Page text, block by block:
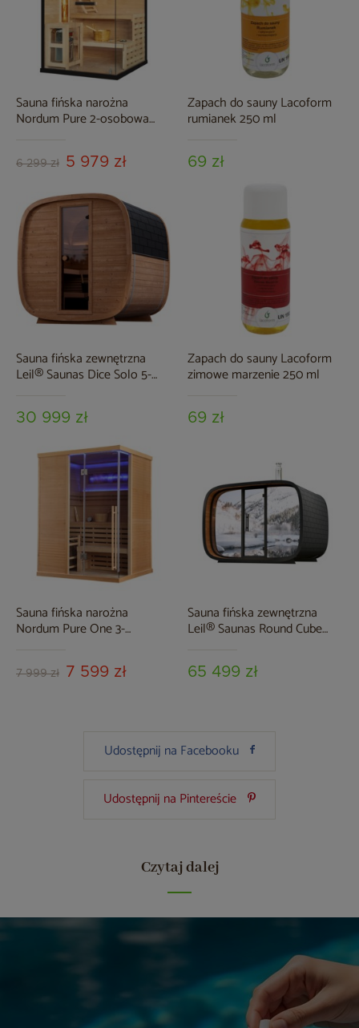
Sauna fińska narożna
Nordum Pure 2-osobowa
6 299 zł 5 979 zł
Zapach do sauny Lacoform
rumianek 250 ml
69 zł
Sauna fińska zewnętrzna
Leil® Saunas Dice Solo 5-
30 999 zł
Zapach do sauny Lacoform
zimowe marzenie 250 ml
69 zł
Sauna fińska narożna
Nordum Pure One 3-
7 999 zł 7 599 zł
Sauna fińska zewnętrzna
Leil® Saunas Round Cube
65 499 zł
Udostępnij na Facebooku
Udostępnij na Pintereście
Czytaj dalej